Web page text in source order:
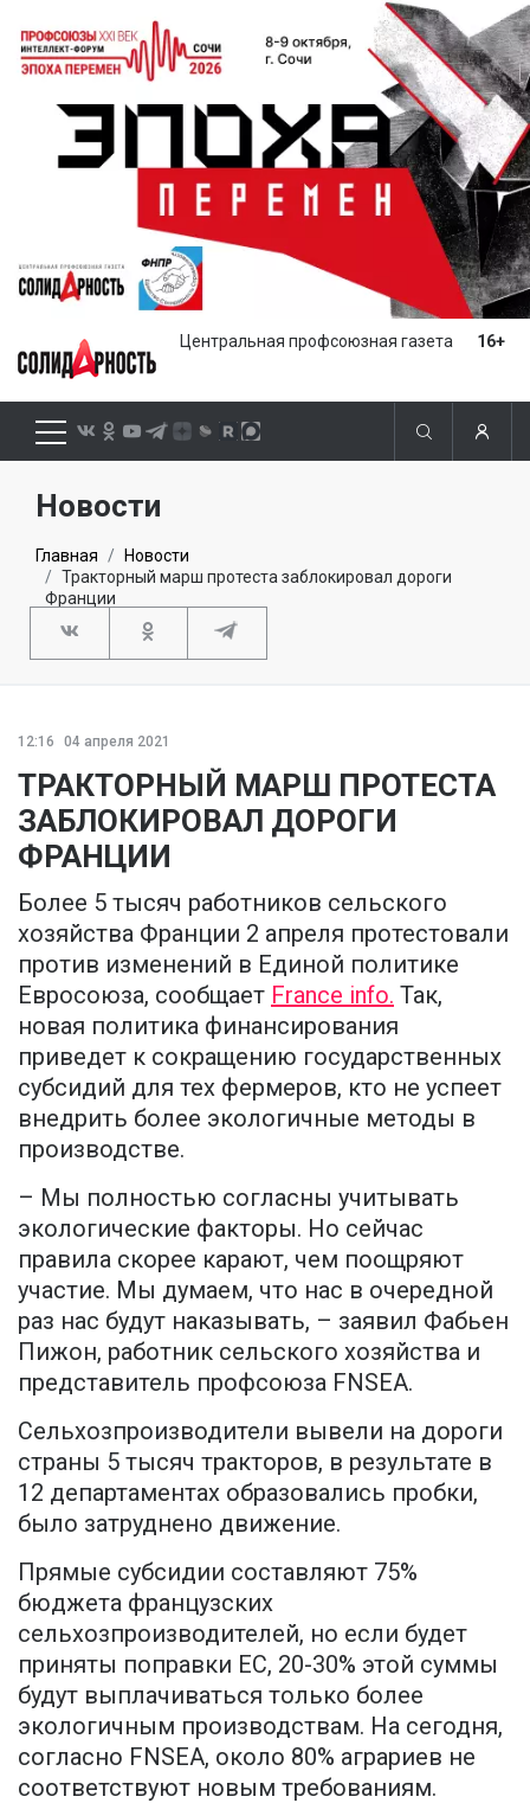
Центральная профсоюзная газета 16+
Новости
Главная
Новости
Тракторный марш протеста заблокировал дороги
Франции
12:16 04 апреля 2021
ТРАКТОРНЫЙ МАРШ ПРОТЕСТА
ЗАБЛОКИРОВАЛ ДОРОГИ
ФРАНЦИИ
Более 5 тысяч работников сельского
хозяйства Франции 2 апреля протестовали
против изменений в Единой политике
Евросоюза, сообщает France info. Так,
новая политика финансирования
приведет к сокращению государственных
субсидий для тех фермеров, кто не успеет
внедрить более экологичные методы в
производстве.
– Мы полностью согласны учитывать
экологические факторы. Но сейчас
правила скорее карают, чем поощряют
участие. Мы думаем, что нас в очередной
раз нас будут наказывать, – заявил Фабьен
Пижон, работник сельского хозяйства и
представитель профсоюза FNSEA.
Сельхозпроизводители вывели на дороги
страны 5 тысяч тракторов, в результате в
12 департаментах образовались пробки,
было затруднено движение.
Прямые субсидии составляют 75%
бюджета французских
сельхозпроизводителей, но если будет
приняты поправки ЕС, 20-30% этой суммы
будут выплачиваться только более
экологичным производствам. На сегодня,
согласно FNSEA, около 80% аграриев не
соответствуют новым требованиям.